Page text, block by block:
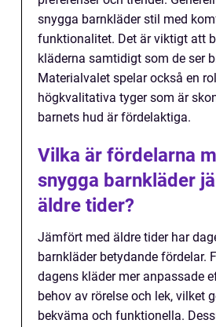
snygga barnkläder stil med
funktionalitet. Det är viktigt att
kläderna samtidigt som de ser
Materialvalet spelar också en
högkvalitativa tyger som är
barnets hud är fördelaktiga.
Vilka är fördelarna
snygga barnkläder
äldre tider?
Jämfört med äldre tider har
barnkläder betydande fördelar.
dagens kläder mer anpassade
behov av rörelse och lek, vilket
bekväma och funktionella.